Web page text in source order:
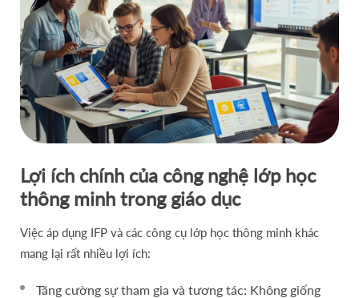
Lợi ích chính của công nghệ lớp học
thông minh trong giáo dục
Việc áp dụng IFP và các công cụ lớp học thông minh khác
mang lại rất nhiều lợi ích:
Tăng cường sự tham gia và tương tác: Không giống